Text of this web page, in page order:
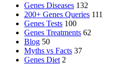
Genes Diseases 132
200+ Genes Queries 111
Genes Tests 100
Genes Treatments 62
Blog 50
Myths vs Facts 37
Genes Diet 2